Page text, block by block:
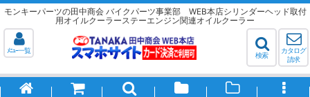
モンキーパーツの田中商会 バイクパーツ事業部 WEB本店シリンダーヘッド取付
用オイルクーラーステーエンジン関連オイルクーラー
ﾒﾆｭｰ一覧
検索
カタログ
請求